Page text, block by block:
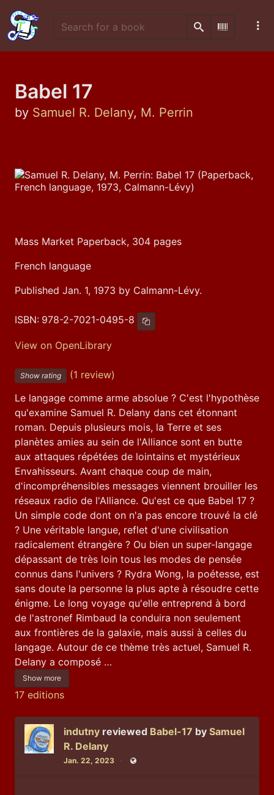
SearchScan
Babel 17
by Samuel R. Delany, M. Perrin
Mass Market Paperback, 304 pages
French language
Published Jan. 1, 1973 by Calmann-Lévy.
ISBN: 978-2-7021-0495-8 Copy ISBN
View on OpenLibrary
Show rating
(1 review)
Le langage comme arme absolue ? C'est l'hypothèse
qu'examine Samuel R. Delany dans cet étonnant
roman. Depuis plusieurs mois, la Terre et ses
planètes amies au sein de l'Alliance sont en butte
aux attaques répétées de lointains et mystérieux
Envahisseurs. Avant chaque coup de main,
d'incompréhensibles messages viennent brouiller les
réseaux radio de l'Alliance. Qu'est ce que Babel 17 ?
Un simple code dont on n'a pas encore trouvé la clé
? Une véritable langue, reflet d'une civilisation
radicalement étrangère ? Ou bien un super-langage
dépassant de très loin tous les modes de pensée
connus dans l'univers ? Rydra Wong, la poétesse, est
sans doute la personne la plus apte à résoudre cette
énigme. Le long voyage qu'elle entreprend à bord
de l'astronef Rimbaud la conduira non seulement
aux frontières de la galaxie, mais aussi à celles du
langage. Autour de ce thème très actuel, Samuel R.
Delany a composé …
Show more
17 editions
indutny reviewed Babel-17 by Samuel
R. Delany
Jan. 22, 2023 Public